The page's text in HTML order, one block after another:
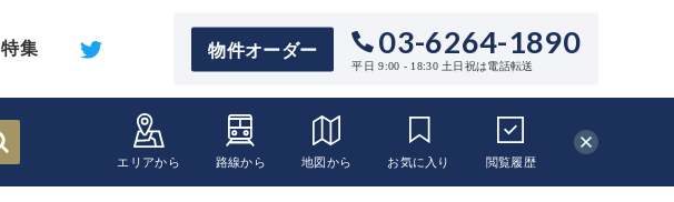
物件オーダー 03-6264-1890
平日 9:00 - 18:30 土日祝は電話転送
特集
エリアから 路線から 地図から お気に入り 閲覧履歴